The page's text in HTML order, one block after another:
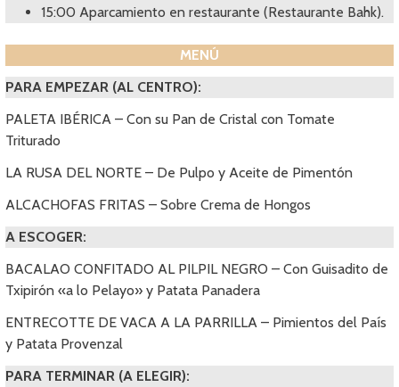
15:00 Aparcamiento en restaurante (Restaurante Bahk).
MENÚ
PARA EMPEZAR (AL CENTRO):
PALETA IBÉRICA – Con su Pan de Cristal con Tomate
Triturado
LA RUSA DEL NORTE – De Pulpo y Aceite de Pimentón
ALCACHOFAS FRITAS – Sobre Crema de Hongos
A ESCOGER:
BACALAO CONFITADO AL PILPIL NEGRO – Con Guisadito de
Txipirón «a lo Pelayo» y Patata Panadera
ENTRECOTTE DE VACA A LA PARRILLA – Pimientos del País
y Patata Provenzal
PARA TERMINAR (A ELEGIR):